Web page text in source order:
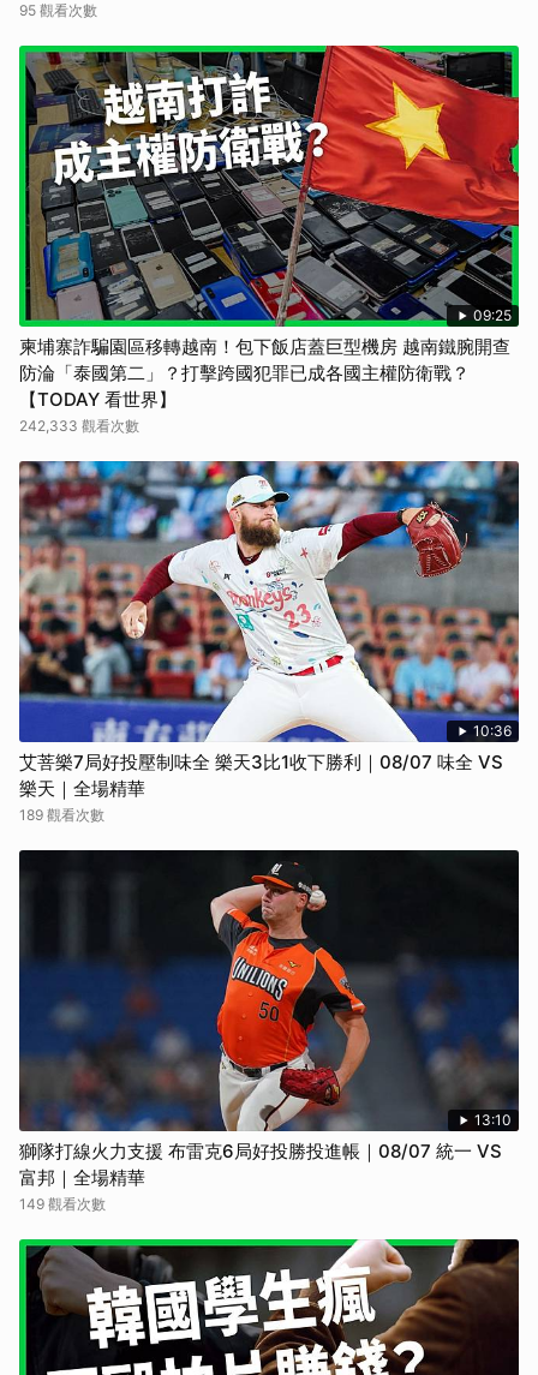
95 觀看次數
09:25
柬埔寨詐騙園區移轉越南！包下飯店蓋巨型機房 越南鐵腕開查
防淪「泰國第二」？打擊跨國犯罪已成各國主權防衛戰？
【TODAY 看世界】
242,333 觀看次數
10:36
艾菩樂7局好投壓制味全 樂天3比1收下勝利｜08/07 味全 VS
樂天｜全場精華
189 觀看次數
13:10
獅隊打線火力支援 布雷克6局好投勝投進帳｜08/07 統一 VS
富邦｜全場精華
149 觀看次數